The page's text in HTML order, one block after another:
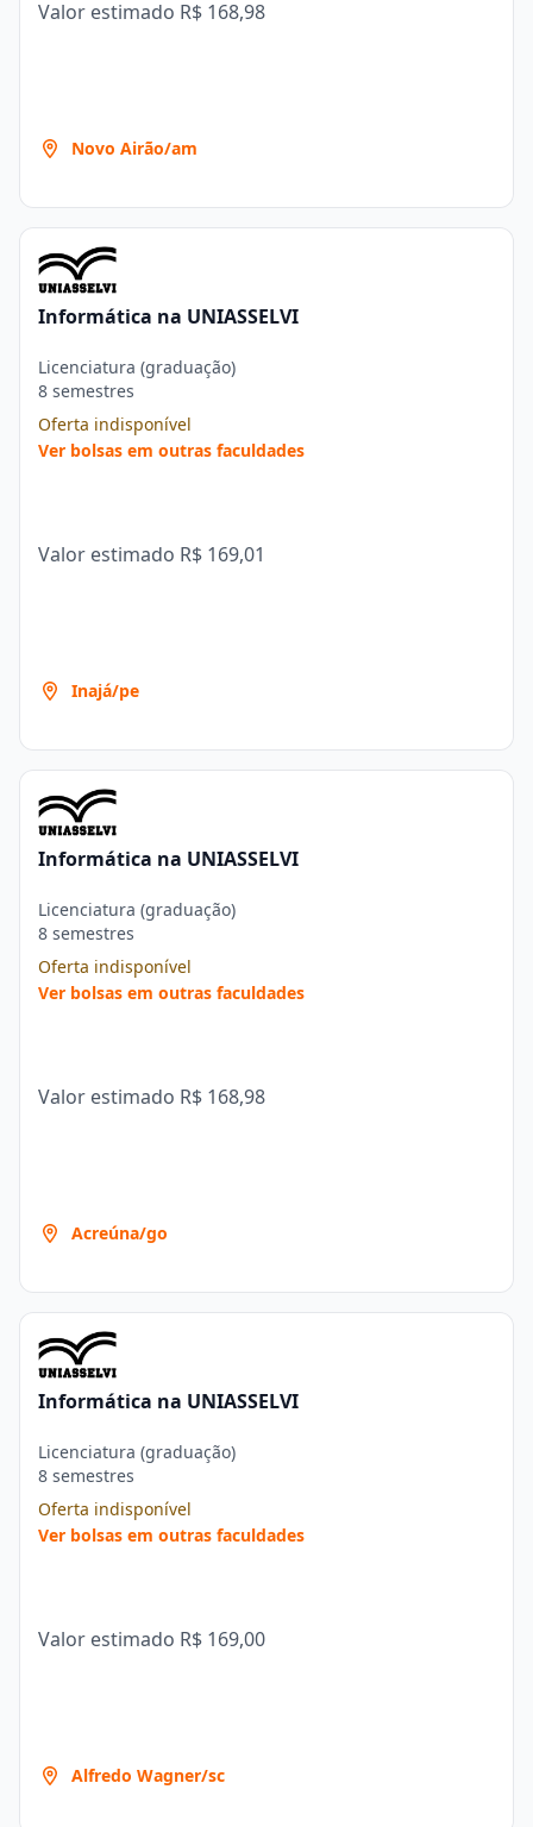
Valor estimado R$ 168,98
Novo Airão/am
Informática na UNIASSELVI
Licenciatura (graduação)
8 semestres
Oferta indisponível
Ver bolsas em outras faculdades
Valor estimado R$ 169,01
Inajá/pe
Informática na UNIASSELVI
Licenciatura (graduação)
8 semestres
Oferta indisponível
Ver bolsas em outras faculdades
Valor estimado R$ 168,98
Acreúna/go
Informática na UNIASSELVI
Licenciatura (graduação)
8 semestres
Oferta indisponível
Ver bolsas em outras faculdades
Valor estimado R$ 169,00
Alfredo Wagner/sc